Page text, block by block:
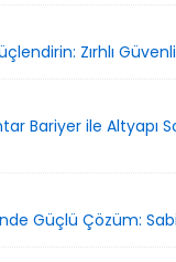
Zırhlı
Bariyer ile Altyapı
Güçlü Çözüm: